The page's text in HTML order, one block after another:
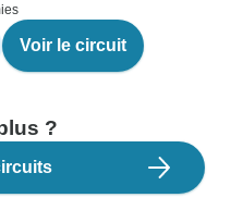
Voir le circuit
?